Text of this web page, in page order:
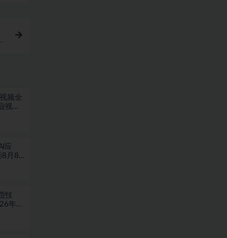
频全
视频
应
8月8
技
年08